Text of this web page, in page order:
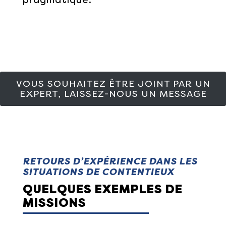
VOUS SOUHAITEZ ÊTRE JOINT PAR UN
EXPERT, LAISSEZ-NOUS UN MESSAGE
RETOURS D’EXPÉRIENCE DANS LES
SITUATIONS DE CONTENTIEUX
QUELQUES EXEMPLES DE
MISSIONS